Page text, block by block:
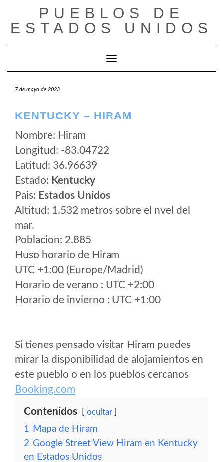
contenido
PUEBLOS DE
ESTADOS UNIDOS
Cambiar modo de navegación
7 de mayo de 2023
KENTUCKY – HIRAM
Nombre: Hiram
Longitud: -83.04722
Latitud: 36.96639
Estado: Kentucky
Pais: Estados Unidos
Altitud: 1.532 metros sobre el nvel del
mar.
Poblacion: 2.885
Huso horario de Hiram
UTC +1:00 (Europe/Madrid)
Horario de verano : UTC +2:00
Horario de invierno : UTC +1:00
Si tienes pensado visitar Hiram puedes
mirar la disponibilidad de alojamientos en
este pueblo o en los pueblos cercanos
Booking.com
Contenidos ocultar
1 Mapa de Hiram
2 Google Street View Hiram en Kentucky
en Estados Unidos